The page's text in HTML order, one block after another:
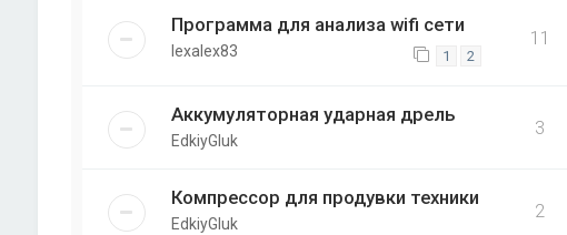
Программа для анализа wifi сети
lexalex83 1 2
11
Аккумуляторная ударная дрель
EdkiyGluk
3
Компрессор для продувки техники
EdkiyGluk
2